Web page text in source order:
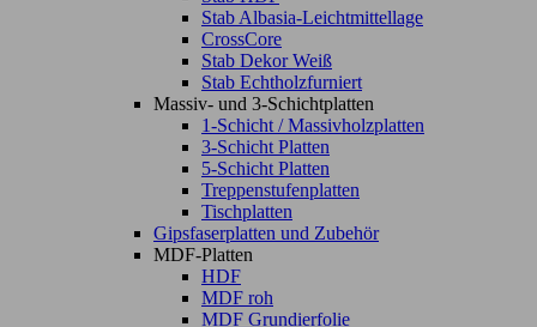
Stab Albasia-Leichtmittellage
CrossCore
Stab Dekor Weiß
Stab Echtholzfurniert
Massiv- und 3-Schichtplatten
1-Schicht / Massivholzplatten
3-Schicht Platten
5-Schicht Platten
Treppenstufenplatten
Tischplatten
Gipsfaserplatten und Zubehör
MDF-Platten
HDF
MDF roh
MDF Grundierfolie